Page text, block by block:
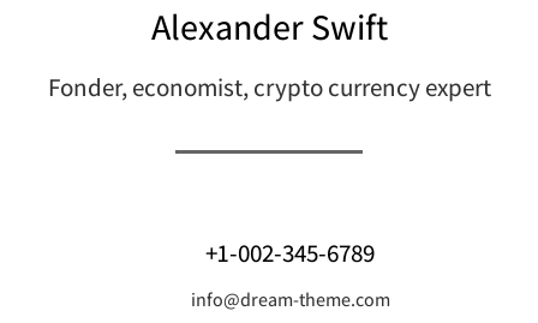
Alexander Swift
Fonder, economist, crypto currency expert
+1-002-345-6789
info@dream-theme.com